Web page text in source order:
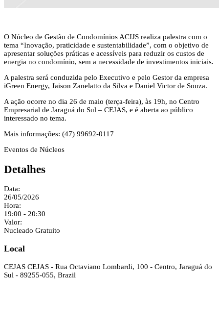
O Núcleo de Gestão de Condomínios ACIJS realiza palestra com o
tema “Inovação, praticidade e sustentabilidade”, com o objetivo de
apresentar soluções práticas e acessíveis para reduzir os custos de
energia no condomínio, sem a necessidade de investimentos iniciais.
A palestra será conduzida pelo Executivo e pelo Gestor da empresa
iGreen Energy, Jaison Zanelatto da Silva e Daniel Victor de Souza.
A ação ocorre no dia 26 de maio (terça-feira), às 19h, no Centro
Empresarial de Jaraguá do Sul – CEJAS, e é aberta ao público
interessado no tema.
Mais informações: (47) 99692-0117
Eventos de Núcleos
Detalhes
Data:
26/05/2026
Hora:
19:00 - 20:30
Valor:
Nucleado Gratuito
Local
CEJAS CEJAS - Rua Octaviano Lombardi, 100 - Centro, Jaraguá do
Sul - 89255-055, Brazil